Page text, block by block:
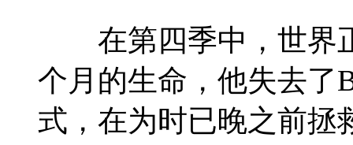
在第四季中，世界正
个月的生命，他失去了
式，在为时已晚之前拯